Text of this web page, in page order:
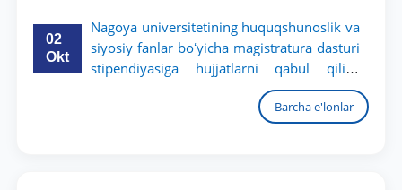
02
Okt
Nagoya universitetining huquqshunoslik va
siyosiy fanlar boʻyicha magistratura dasturi
stipendiyasiga hujjatlarni qabul qilish
Barcha e'lonlar